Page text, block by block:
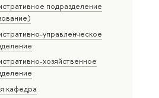
подразделение
управленческое
хозяйственное
кафедра